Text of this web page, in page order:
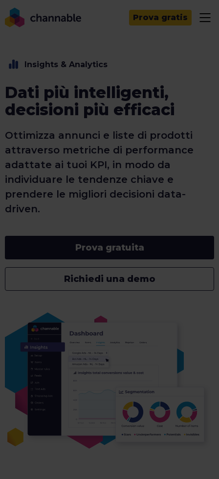
Prova gratis
Insights & Analytics
Dati più intelligenti,
decisioni più efficaci
Ottimizza annunci e liste di prodotti
attraverso metriche di performance
adattate ai tuoi KPI, in modo da
individuare le tendenze chiave e
prendere le migliori decisioni data-
driven.
Prova gratuita
Richiedi una demo